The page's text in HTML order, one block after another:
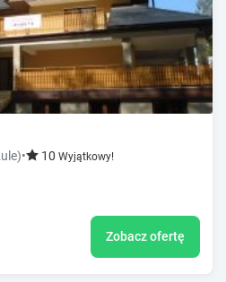
• 10 Wyjątkowy!
Zobacz ofertę